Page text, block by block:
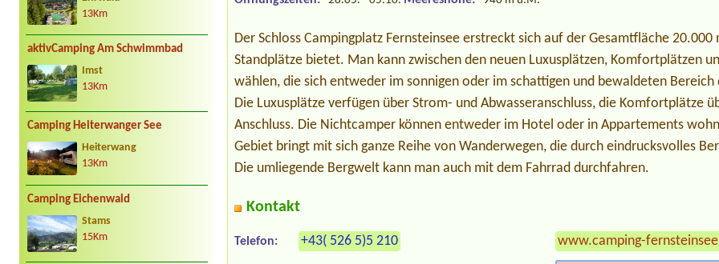
13Km
aktivCamping Am Schwimmbad
Imst
13Km
Camping Heiterwanger See
Heiterwang
13Km
Camping Eichenwald
Stams
15Km
Der Schloss Campingplatz Fernsteinsee erstreckt sich auf der Gesamtfläche 20.000
Standplätze bietet. Man kann zwischen den neuen Luxusplätzen, Komfortplätzen
wählen, die sich entweder im sonnigen oder im schattigen und bewaldeten Bereich
Die Luxusplätze verfügen über Strom- und Abwasseranschluss, die Komfortplätze
Anschluss. Die Nichtcamper können entweder im Hotel oder in Appartements
Gebiet bringt mit sich ganze Reihe von Wanderwegen, die durch eindrucksvolles
Die umliegende Bergwelt kann man auch mit dem Fahrrad durchfahren.
Kontakt
Telefon: +43( 526 5)5 210 www.camping-